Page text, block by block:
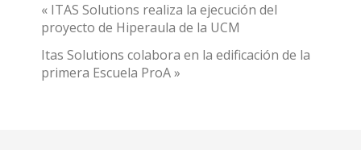
« ITAS Solutions realiza la ejecución del
proyecto de Hiperaula de la UCM
Itas Solutions colabora en la edificación de la
primera Escuela ProA »